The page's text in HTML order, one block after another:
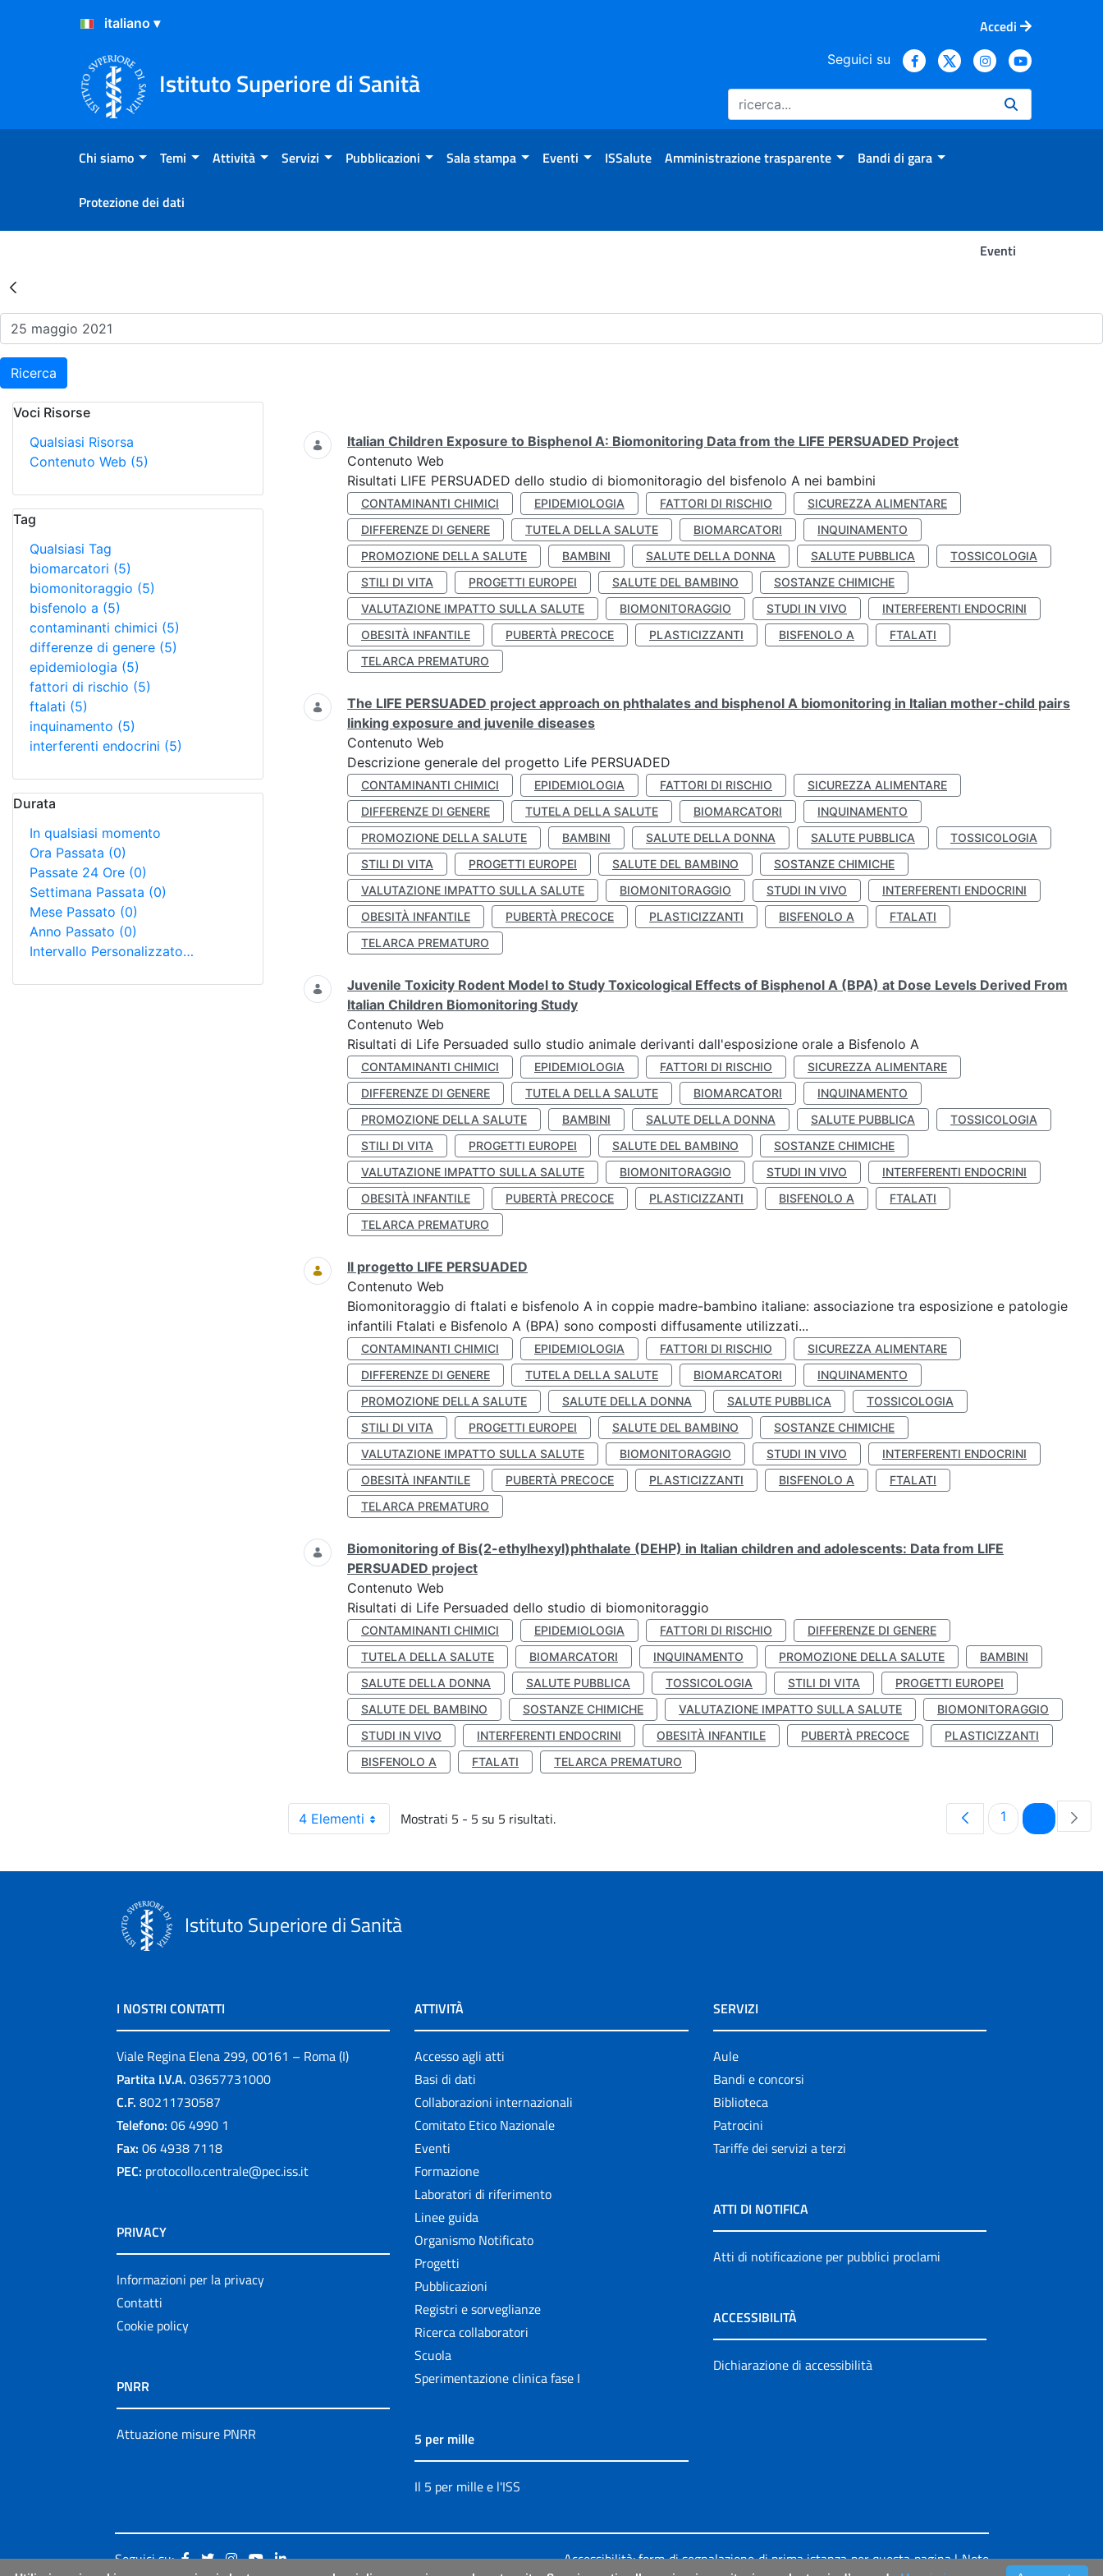
Salta al Contenuto
Salta al Footer
Accedi
Istituto Superiore di Sanità
Seguici su
Chi siamo Temi Attività Servizi Pubblicazioni Sala stampa Eventi ISSalute Amministrazione trasparente Bandi di gara
Protezione dei dati
Eventi
Risultati della Ricerca - Eventi
Ricerca
Voci Risorse
Qualsiasi Risorsa
Contenuto Web (5)
Tag
Qualsiasi Tag
biomarcatori (5)
biomonitoraggio (5)
bisfenolo a (5)
contaminanti chimici (5)
differenze di genere (5)
epidemiologia (5)
fattori di rischio (5)
ftalati (5)
inquinamento (5)
interferenti endocrini (5)
Durata
In qualsiasi momento
Ora Passata (0)
Passate 24 Ore (0)
Settimana Passata (0)
Mese Passato (0)
Anno Passato (0)
Intervallo Personalizzato…
Ricerca
Italian Children Exposure to Bisphenol A: Biomonitoring Data from the LIFE PERSUADED Project
Contenuto Web
Risultati LIFE PERSUADED dello studio di biomonitoragio del bisfenolo A nei bambini
CONTAMINANTI CHIMICI EPIDEMIOLOGIA FATTORI DI RISCHIO
SICUREZZA ALIMENTARE
DIFFERENZE DI GENERE
TUTELA DELLA SALUTE BIOMARCATORI
INQUINAMENTO
PROMOZIONE DELLA SALUTE
BAMBINI SALUTE DELLA DONNA SALUTE PUBBLICA
TOSSICOLOGIA
STILI DI VITA
PROGETTI EUROPEI SALUTE DEL BAMBINO
SOSTANZE CHIMICHE
VALUTAZIONE IMPATTO SULLA SALUTE
BIOMONITORAGGIO STUDI IN VIVO
INTERFERENTI ENDOCRINI
OBESITÀ INFANTILE
PUBERTÀ PRECOCE PLASTICIZZANTI BISFENOLO A
FTALATI
TELARCA PREMATURO
The LIFE PERSUADED project approach on phthalates and bisphenol A biomonitoring in Italian mother-child pairs
linking exposure and juvenile diseases
Contenuto Web
Descrizione generale del progetto Life PERSUADED
CONTAMINANTI CHIMICI EPIDEMIOLOGIA FATTORI DI RISCHIO
SICUREZZA ALIMENTARE
DIFFERENZE DI GENERE
TUTELA DELLA SALUTE BIOMARCATORI
INQUINAMENTO
PROMOZIONE DELLA SALUTE
BAMBINI SALUTE DELLA DONNA SALUTE PUBBLICA
TOSSICOLOGIA
STILI DI VITA
PROGETTI EUROPEI SALUTE DEL BAMBINO
SOSTANZE CHIMICHE
VALUTAZIONE IMPATTO SULLA SALUTE
BIOMONITORAGGIO STUDI IN VIVO
INTERFERENTI ENDOCRINI
OBESITÀ INFANTILE
PUBERTÀ PRECOCE PLASTICIZZANTI BISFENOLO A
FTALATI
TELARCA PREMATURO
Juvenile Toxicity Rodent Model to Study Toxicological Effects of Bisphenol A (BPA) at Dose Levels Derived From
Italian Children Biomonitoring Study
Contenuto Web
Risultati di Life Persuaded sullo studio animale derivanti dall'esposizione orale a Bisfenolo A
CONTAMINANTI CHIMICI EPIDEMIOLOGIA FATTORI DI RISCHIO
SICUREZZA ALIMENTARE
DIFFERENZE DI GENERE
TUTELA DELLA SALUTE BIOMARCATORI
INQUINAMENTO
PROMOZIONE DELLA SALUTE
BAMBINI SALUTE DELLA DONNA SALUTE PUBBLICA
TOSSICOLOGIA
STILI DI VITA
PROGETTI EUROPEI SALUTE DEL BAMBINO
SOSTANZE CHIMICHE
VALUTAZIONE IMPATTO SULLA SALUTE
BIOMONITORAGGIO STUDI IN VIVO
INTERFERENTI ENDOCRINI
OBESITÀ INFANTILE
PUBERTÀ PRECOCE PLASTICIZZANTI BISFENOLO A
FTALATI
TELARCA PREMATURO
Il progetto LIFE PERSUADED
Contenuto Web
Biomonitoraggio di ftalati e bisfenolo A in coppie madre-bambino italiane: associazione tra esposizione e patologie
infantili Ftalati e Bisfenolo A (BPA) sono composti diffusamente utilizzati...
CONTAMINANTI CHIMICI EPIDEMIOLOGIA FATTORI DI RISCHIO
SICUREZZA ALIMENTARE
DIFFERENZE DI GENERE
TUTELA DELLA SALUTE BIOMARCATORI
INQUINAMENTO
PROMOZIONE DELLA SALUTE
SALUTE DELLA DONNA SALUTE PUBBLICA
TOSSICOLOGIA
STILI DI VITA
PROGETTI EUROPEI SALUTE DEL BAMBINO
SOSTANZE CHIMICHE
VALUTAZIONE IMPATTO SULLA SALUTE
BIOMONITORAGGIO STUDI IN VIVO
INTERFERENTI ENDOCRINI
OBESITÀ INFANTILE
PUBERTÀ PRECOCE PLASTICIZZANTI BISFENOLO A
FTALATI
TELARCA PREMATURO
Biomonitoring of Bis(2-ethylhexyl)phthalate (DEHP) in Italian children and adolescents: Data from LIFE
PERSUADED project
Contenuto Web
Risultati di Life Persuaded dello studio di biomonitoraggio
CONTAMINANTI CHIMICI EPIDEMIOLOGIA FATTORI DI RISCHIO
DIFFERENZE DI GENERE
TUTELA DELLA SALUTE
BIOMARCATORI INQUINAMENTO PROMOZIONE DELLA SALUTE
BAMBINI
SALUTE DELLA DONNA
SALUTE PUBBLICA TOSSICOLOGIA STILI DI VITA
PROGETTI EUROPEI
SALUTE DEL BAMBINO
SOSTANZE CHIMICHE VALUTAZIONE IMPATTO SULLA SALUTE
BIOMONITORAGGIO
STUDI IN VIVO
INTERFERENTI ENDOCRINI OBESITÀ INFANTILE PUBERTÀ PRECOCE
PLASTICIZZANTI
BISFENOLO A
FTALATI TELARCA PREMATURO
4 Elementi Mostrati 5 - 5 su 5 risultati. Pagina
1 Pagina
Istituto Superiore di Sanità
I NOSTRI CONTATTI
Viale Regina Elena 299, 00161 – Roma (I)
Partita I.V.A. 03657731000
C.F. 80211730587
Telefono: 06 4990 1
Fax: 06 4938 7118
PEC: protocollo.centrale@pec.iss.it
PRIVACY
Informazioni per la privacy
Contatti
Cookie policy
PNRR
Attuazione misure PNRR
ATTIVITÀ
Accesso agli atti
Basi di dati
Collaborazioni internazionali
Comitato Etico Nazionale
Eventi
Formazione
Laboratori di riferimento
Linee guida
Organismo Notificato
Progetti
Pubblicazioni
Registri e sorveglianze
Ricerca collaboratori
Scuola
Sperimentazione clinica fase I
5 per mille
Il 5 per mille e l'ISS
SERVIZI
Aule
Bandi e concorsi
Biblioteca
Patrocini
Tariffe dei servizi a terzi
ATTI DI NOTIFICA
Atti di notificazione per pubblici proclami
ACCESSIBILITÀ
Dichiarazione di accessibilità
Seguici su: Accessibilità: form di segnalazione di prima istanza per questa pagina|Note